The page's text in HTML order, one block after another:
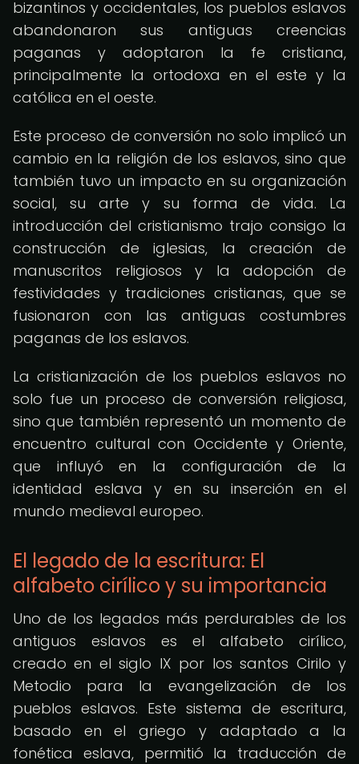
bizantinos y occidentales, los pueblos eslavos
abandonaron sus antiguas creencias
paganas y adoptaron la fe cristiana,
principalmente la ortodoxa en el este y la
católica en el oeste.
Este proceso de conversión no solo implicó un
cambio en la religión de los eslavos, sino que
también tuvo un impacto en su organización
social, su arte y su forma de vida. La
introducción del cristianismo trajo consigo la
construcción de iglesias, la creación de
manuscritos religiosos y la adopción de
festividades y tradiciones cristianas, que se
fusionaron con las antiguas costumbres
paganas de los eslavos.
La cristianización de los pueblos eslavos no
solo fue un proceso de conversión religiosa,
sino que también representó un momento de
encuentro cultural con Occidente y Oriente,
que influyó en la configuración de la
identidad eslava y en su inserción en el
mundo medieval europeo.
El legado de la escritura: El
alfabeto cirílico y su importancia
Uno de los legados más perdurables de los
antiguos eslavos es el alfabeto cirílico,
creado en el siglo IX por los santos Cirilo y
Metodio para la evangelización de los
pueblos eslavos. Este sistema de escritura,
basado en el griego y adaptado a la
fonética eslava, permitió la traducción de